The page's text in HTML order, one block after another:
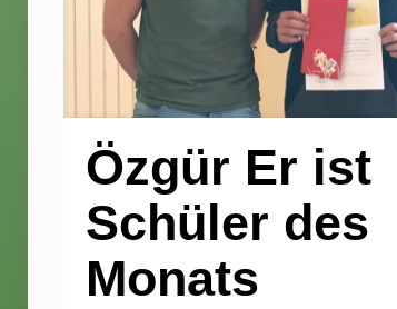
Özgür Er ist
Schüler des
Monats